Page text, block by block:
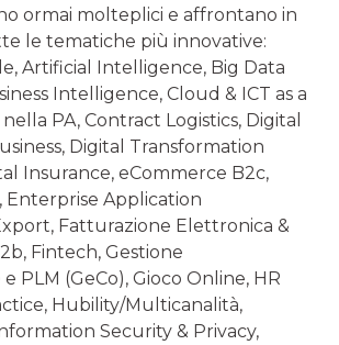
ormai molteplici e affrontano in
le tematiche più innovative:
Artificial Intelligence, Big Data
Intelligence, Cloud & ICT as a
PA, Contract Logistics, Digital
Digital Transformation
Insurance, eCommerce B2c,
Application
Fatturazione Elettronica &
Fintech, Gestione
PLM (GeCo), Gioco Online, HR
Hubility/Multicanalità,
Security & Privacy,